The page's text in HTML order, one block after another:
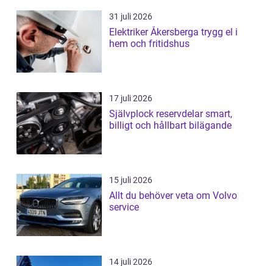
31 juli 2026
Elektriker Åkersberga trygg el i
hem och fritidshus
17 juli 2026
Självplock reservdelar smart,
billigt och hållbart bilägande
15 juli 2026
Allt du behöver veta om Volvo
service
14 juli 2026